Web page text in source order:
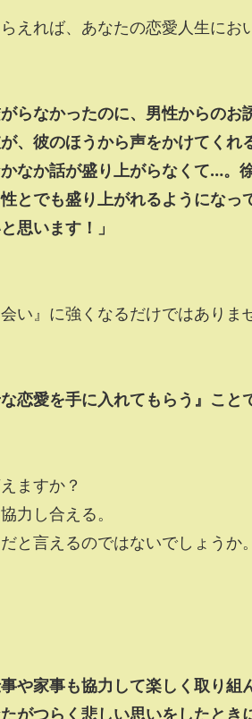
えれば、あなたの恋愛人生にお
らなかったのに、男性からのお
、彼のほうから声をかけてくれ
なか話が盛り上がらなくて…。
とでも盛り上がれるようになっ
思います！」
い』に強くなるだけではありま
恋愛を手に入れてもらう』こと
ますか？
力し合える。
と言えるのではないでしょうか。
や家事も協力して楽しく取り
がつらく悲しい思いをしたとき